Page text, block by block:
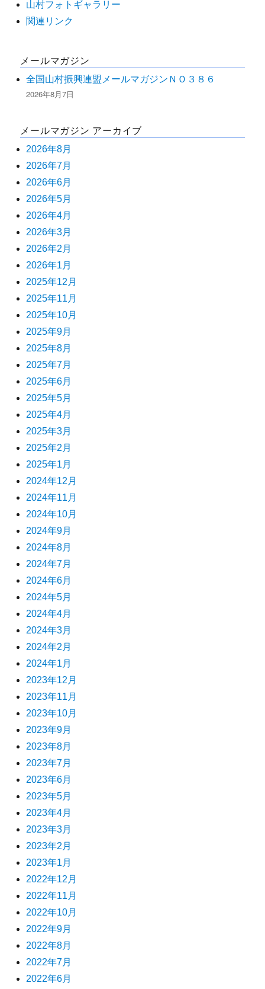
ー
ョ
ン
山村フォトギャラリー
関連リンク
メールマガジン
全国山村振興連盟メールマガジンＮＯ３８６
2026年8月7日
メールマガジン アーカイブ
2026年8月
2026年7月
2026年6月
2026年5月
2026年4月
2026年3月
2026年2月
2026年1月
2025年12月
2025年11月
2025年10月
2025年9月
2025年8月
2025年7月
2025年6月
2025年5月
2025年4月
2025年3月
2025年2月
2025年1月
2024年12月
2024年11月
2024年10月
2024年9月
2024年8月
2024年7月
2024年6月
2024年5月
2024年4月
2024年3月
2024年2月
2024年1月
2023年12月
2023年11月
2023年10月
2023年9月
2023年8月
2023年7月
2023年6月
2023年5月
2023年4月
2023年3月
2023年2月
2023年1月
2022年12月
2022年11月
2022年10月
2022年9月
2022年8月
2022年7月
2022年6月